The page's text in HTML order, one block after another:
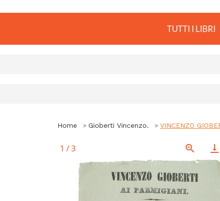
TUTTI I LIBRI
Home Gioberti Vincenzo. VINCENZO
1 /3